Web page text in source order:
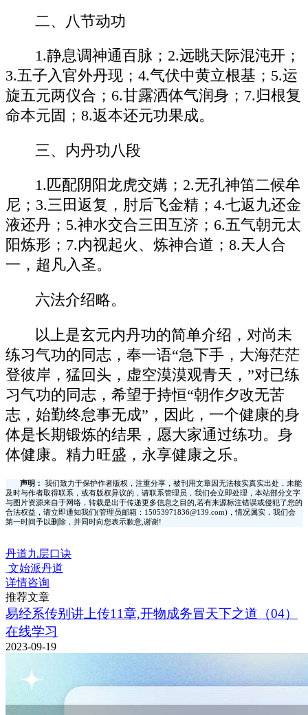
二、八节动功
1.静息调神通百脉；2.远眺天际混沌开；
3.五子入官外丹现；4.气伏中黄立根基；5.运
旋五元两仪合；6.甘露洒体气润身；7.归根复
命本元固；8.返本还元功果成。
三、内丹功八段
1.匹配阴阳龙虎交媾；2.无孔神笛二候牟
尼；3.三田返复，肘后飞金精；4.七返九还金
液还丹；5.神水交合三田互济；6.五气朝元太
阳炼形；7.内视起火、炼神合道；8.天人合
一，超凡入圣。
六法介绍略。
以上是玄元内丹功的简单介绍，对尚未
练习气功的同志，奉一语“急下手，大海茫茫
登彼岸，猛回头，虚空漠漠观青天，”对已练
习气功的同志，希望于持恒“朝作夕改无苦
志，始勤终怠事无成”，因此，一个健康的身
体是长期锻炼的结果，愿大家通过练功。身
体健康。精力旺盛，永享健康之乐。
声明：
我们致力于保护作者版权，注重分享，被刊用文章因无法核实真实出处，未能
及时与作者取得联系，或有版权异议的，请联系管理员，我们会立即处理，本站部分文字
与图片资源来自于网络，转载是出于传递更多信息之目的,若有来源标注错误或侵犯了您的
合法权益，请立即通知我们(管理员邮箱：15053971836@139.com)，情况属实，我们会
第一时间予以删除，并同时向您表示歉意,谢谢!
丹道九层口诀
文始派丹道
详情咨询
推荐文章
易经系传别讲上传11章,开物成务冒天下之道（04）
在线学习
2023-09-19